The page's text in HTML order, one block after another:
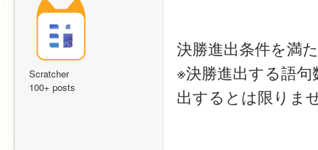
Scratcher
100+ posts
決勝進出条件を満
※決勝進出する語
出するとは限りま